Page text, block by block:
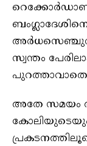
റെക്കോർഡാണ്
സ്വന്തം
അതേ സമയം